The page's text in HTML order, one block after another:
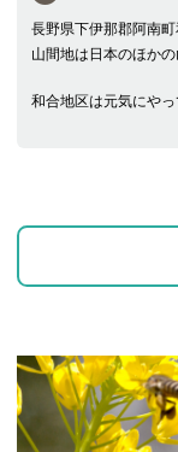
長野県下伊那郡阿南
山間地は日本のほか
和合地区は元気にやっ